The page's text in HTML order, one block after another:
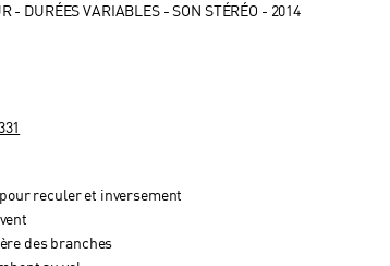
- DURÉES VARIABLES - SON STÉRÉO - 2014
reculer et inversement
des branches